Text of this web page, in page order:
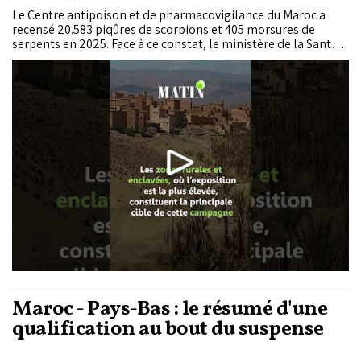
Le Centre antipoison et de pharmacovigilance du Maroc a
recensé 20.583 piqûres de scorpions et 405 morsures de
serpents en 2025. Face à ce constat, le ministère de la Santé
organise, du 30 juin au 3 juillet 2026, la Semaine nationale de
prévention et de lutte contre les envenimations dues aux
scorpions et aux serpents.
Maroc - Pays-Bas : le résumé d'une
qualification au bout du suspense